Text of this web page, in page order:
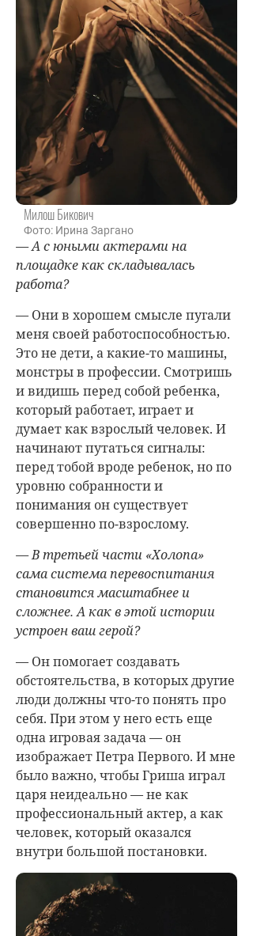
Милош Бикович
Фото: Ирина Заргано
— А с юными актерами на
площадке как складывалась
работа?
— Они в хорошем смысле пугали
меня своей работоспособностью.
Это не дети, а какие-то машины,
монстры в профессии. Смотришь
и видишь перед собой ребенка,
который работает, играет и
думает как взрослый человек. И
начинают путаться сигналы:
перед тобой вроде ребенок, но по
уровню собранности и
понимания он существует
совершенно по-взрослому.
— В третьей части «Холопа»
сама система перевоспитания
становится масштабнее и
сложнее. А как в этой истории
устроен ваш герой?
— Он помогает создавать
обстоятельства, в которых другие
люди должны что-то понять про
себя. При этом у него есть еще
одна игровая задача — он
изображает Петра Первого. И мне
было важно, чтобы Гриша играл
царя неидеально — не как
профессиональный актер, а как
человек, который оказался
внутри большой постановки.